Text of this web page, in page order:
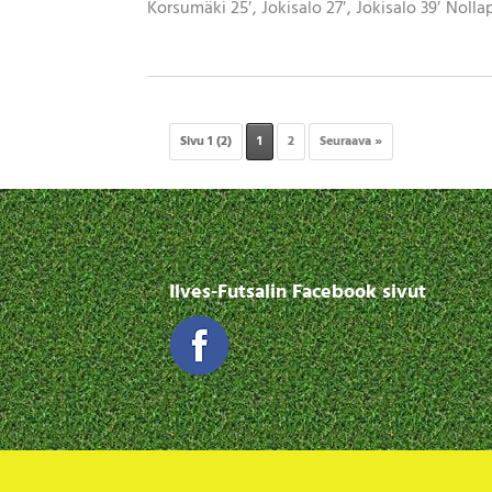
Korsumäki 25′, Jokisalo 27′, Jokisalo 39′
Sivu 1 (2) 1 2 Seuraava »
Ilves-Futsalin Facebook sivut